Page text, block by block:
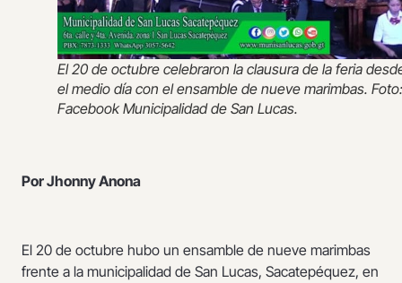
El 20 de octubre celebraron la clausura de la feria
el medio día con el ensamble de nueve marimbas. Foto:
Facebook Municipalidad de San Lucas.
Por Jhonny Anona
El 20 de octubre hubo un ensamble de nueve marimbas
frente a la municipalidad de San Lucas, Sacatepéquez, en